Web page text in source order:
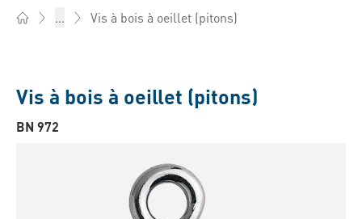
... Vis à bois à oeillet (pitons)
Vis à bois à oeillet (pitons)
BN 972